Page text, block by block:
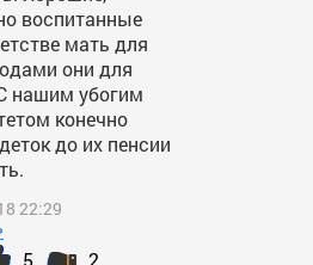
воспитанные
мать для
они для
нашим убогим
конечно
до их пенсии
22:29
2
5